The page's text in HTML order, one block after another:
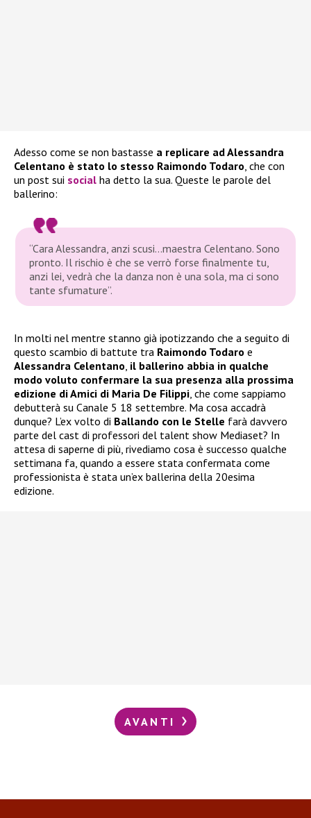
Adesso come se non bastasse a replicare ad Alessandra
Celentano è stato lo stesso Raimondo Todaro , che con
un post sui social ha detto la sua. Queste le parole del
ballerino:
“Cara Alessandra, anzi scusi…maestra Celentano. Sono
pronto. Il rischio è che se verrò forse finalmente tu,
anzi lei, vedrà che la danza non è una sola, ma ci sono
tante sfumature”.
In molti nel mentre stanno già ipotizzando che a seguito di
questo scambio di battute tra Raimondo Todaro e
Alessandra Celentano il ballerino abbia in qualche
modo voluto confermare la sua presenza alla prossima
edizione di Amici di Maria De Filippi , che come sappiamo
debutterà su Canale 5 18 settembre. Ma cosa accadrà
dunque? L’ex volto di Ballando con le Stelle farà davvero
parte del cast di professori del talent show Mediaset? In
attesa di saperne di più, rivediamo cosa è successo qualche
settimana fa, quando a essere stata confermata come
professionista è stata un’ex ballerina della 20esima
edizione.
AVANTI